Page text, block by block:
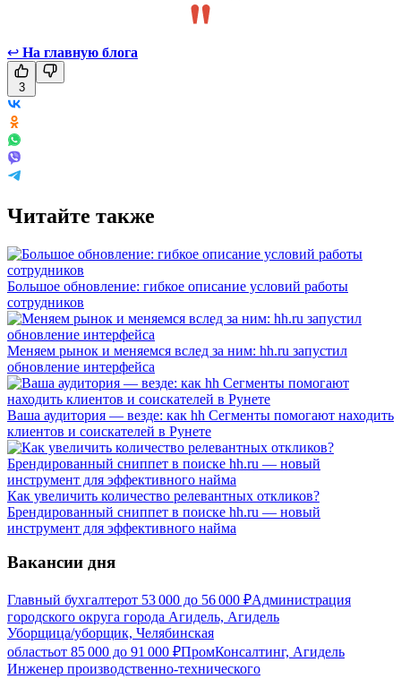
↩ На главную блога
3
Читайте также
Большое обновление: гибкое описание условий работы
сотрудников
Меняем рынок и меняемся вслед за ним: hh.ru запустил
обновление интерфейса
Ваша аудитория — везде: как hh Сегменты помогают находить
клиентов и соискателей в Рунете
Как увеличить количество релевантных откликов?
Брендированный сниппет в поиске hh.ru — новый
инструмент для эффективного найма
Вакансии дня
Главный бухгалтерот 53 000 до 56 000 ₽Администрация
городского округа города Агидель, Агидель
Уборщица/уборщик, Челябинская
областьот 85 000 до 91 000 ₽ПромКонсалтинг, Агидель
Инженер производственно-технического